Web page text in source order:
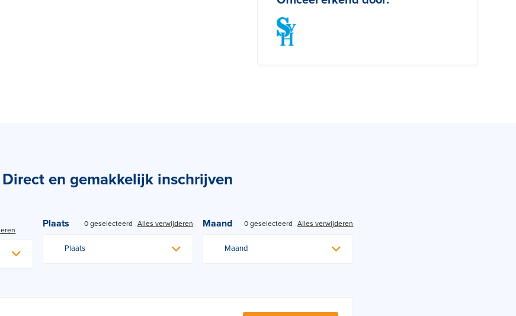
Direct en gemakkelijk inschrijven
Plaats 0 geselecteerd Alles verwijderen
Plaats
Maand 0 geselecteerd Alles verwijderen
Maand